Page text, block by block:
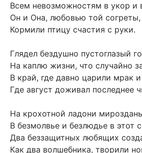
Всем невозможностям в укор и
Он и Она, любовью той согреты,
Кормили птицу счастия с руки.
Глядел бездушно пустоглазый
На каплю жизни, что случайно
В край, где давно царили мрак
Где август доживал последнее
На крохотной ладони
В безмолвье и безлюдье в этот
Два беззащитных любящих
Как два волшебника, творили